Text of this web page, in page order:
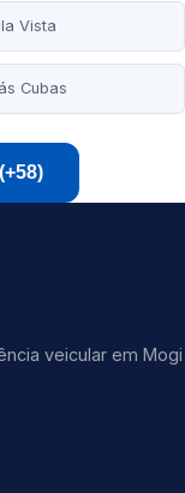
Vista
Cubas
veicular em Mogi